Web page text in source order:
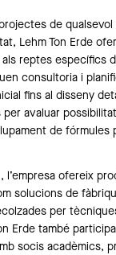
de qualsevol
Lehm Ton Erde
reptes específics
consultoria i
fins al disseny
avaluar
de fórmules
l’empresa ofereix
solucions de
per
Erde també
socis acadèmics,